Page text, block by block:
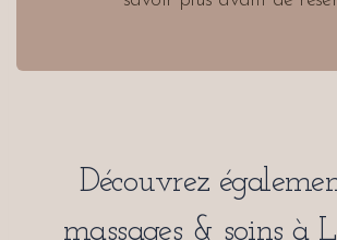
Découvrez
massages & soins à